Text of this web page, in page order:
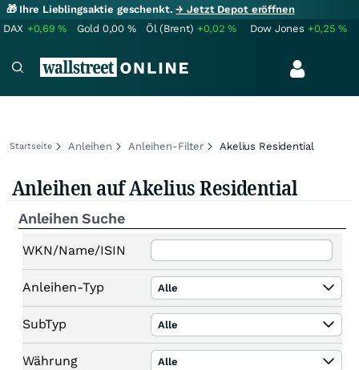
🎁 Ihre Lieblingsaktie geschenkt.→ Jetzt Depot eröffnen
DAX +0,69% Gold 0,00 % Öl (Brent) +0,02% Dow Jones +0,25%
Startseite Anleihen Anleihen-Filter Akelius Residential
Anleihen auf Akelius Residential
Anleihen Suche
WKN/Name/ISIN
Anleihen-Typ Alle
SubTyp Alle
Währung Alle